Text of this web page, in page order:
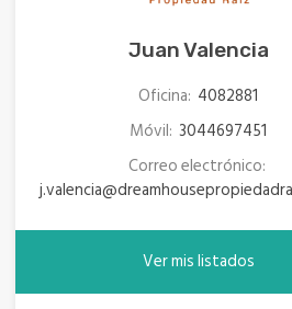
Juan Valencia
Oficina: 4082881
Móvil: 3044697451
Correo electrónico:
Ver mis listados